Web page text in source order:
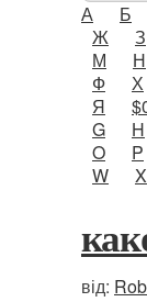
А Б
Ж
З
М
Н
Ф
Х
Я
G
H
O
P
W
X
від: